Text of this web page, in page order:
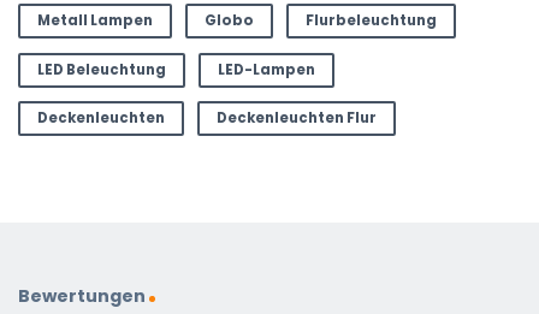
Metall Lampen Globo Flurbeleuchtung
LED Beleuchtung LED-Lampen
Deckenleuchten Deckenleuchten Flur
Bewertungen